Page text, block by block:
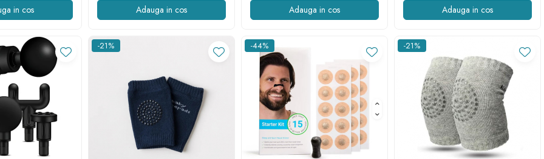
in cos Adauga in cos Adauga in cos Adauga in cos
-21% -44% -21%